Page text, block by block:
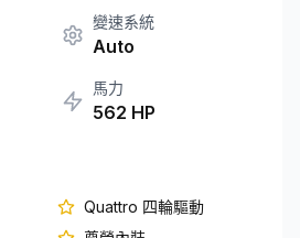
變速系統
Auto
馬力
562 HP
Quattro 四輪驅動